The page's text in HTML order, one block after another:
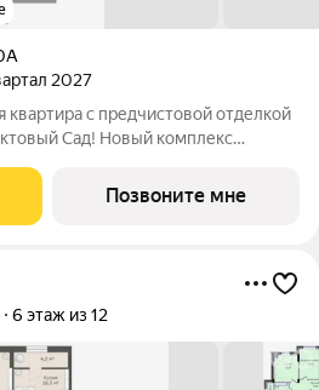
2027
с предчистовой отделкой
Сад! Новый комплекс
Сад - это уютный жилой комплекс
Позвоните мне
6 этаж из 12